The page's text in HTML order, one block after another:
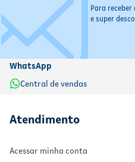
- Dúvidas persistentes: Em
Para
e super
WhatsApp
Central de vendas
Atendimento
Acessar minha conta